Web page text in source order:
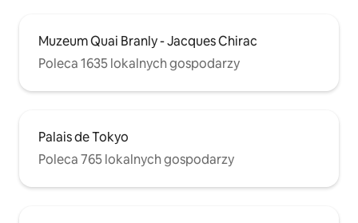
Muzeum Quai Branly - Jacques Chirac
Poleca 1635 lokalnych gospodarzy
Palais de Tokyo
Poleca 765 lokalnych gospodarzy